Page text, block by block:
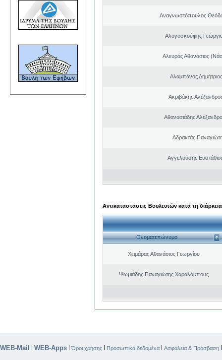
Αναγνωστόπουλος
Αλογοσκούφης
Αλευράς Αθανάσιος
Αλαμπάνος
Ακριβάκης
Αθανασιάδης
Αδρακτάς
Αγγελούσης
Αντικαταστάσεις Βουλευτών κατά τη
Ονοματεπώνυμο
Χειμάρας Αθανάσιος Γεωργίου
Ψωμιάδης Παναγιώτης Χαραλάμπους
WEB-Mail | WEB-Apps |Όροι χρήσης | Προσωπικά δεδομένα | Ασφάλεια & Πρόσβαση